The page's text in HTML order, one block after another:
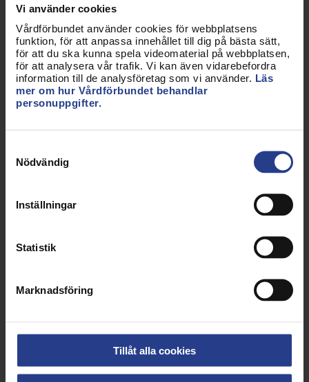
Vi använder cookies
Vårdförbundet använder cookies för webbplatsens
funktion, för att anpassa innehållet till dig på bästa sätt,
för att du ska kunna spela videomaterial på webbplatsen,
för att analysera vår trafik. Vi kan även vidarebefordra
information till de analysföretag som vi använder. Läs
mer om hur Vårdförbundet behandlar
personuppgifter.
Nödvändig
Inställningar
Statistik
Marknadsföring
Tillåt alla cookies
Oro för konsekvenserna när angiverilagen
blir verklighet
Glad sommar önskar Sophia Godau!
Fler nationella nyheter